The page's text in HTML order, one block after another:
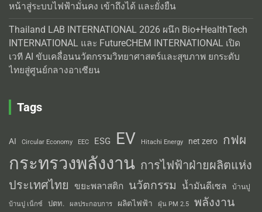
หน้าสู่ระบบไฟฟ้ามั่นคง เข้าถึงได้ และยั่งยืน
Thailand LAB INTERNATIONAL 2026 ผนึก Bio+HealthTech
INTERNATIONAL และ FutureCHEM INTERNATIONAL เปิด
เวที AI ขับเคลื่อนนวัตกรรมวิทยาศาสตร์และสุขภาพ ยกระดับ
ไทยสู่ศูนย์กลางอาเซียน
Tags
AI Circular Economy EEC ESG EV Hitachi Energy net zero กฟผ
กระทรวงพลังงาน การไฟฟ้าฝ่ายผลิตแห่ง
ประเทศไทย
ขยะพลาสติก นวัตกรรม น้ำมันดีเซล บ้านปู
บ้านปู เน็กซ์ ปตท. ผลประกอบการ ผลิตไฟฟ้า ฝุ่น PM 2.5 พลังงาน